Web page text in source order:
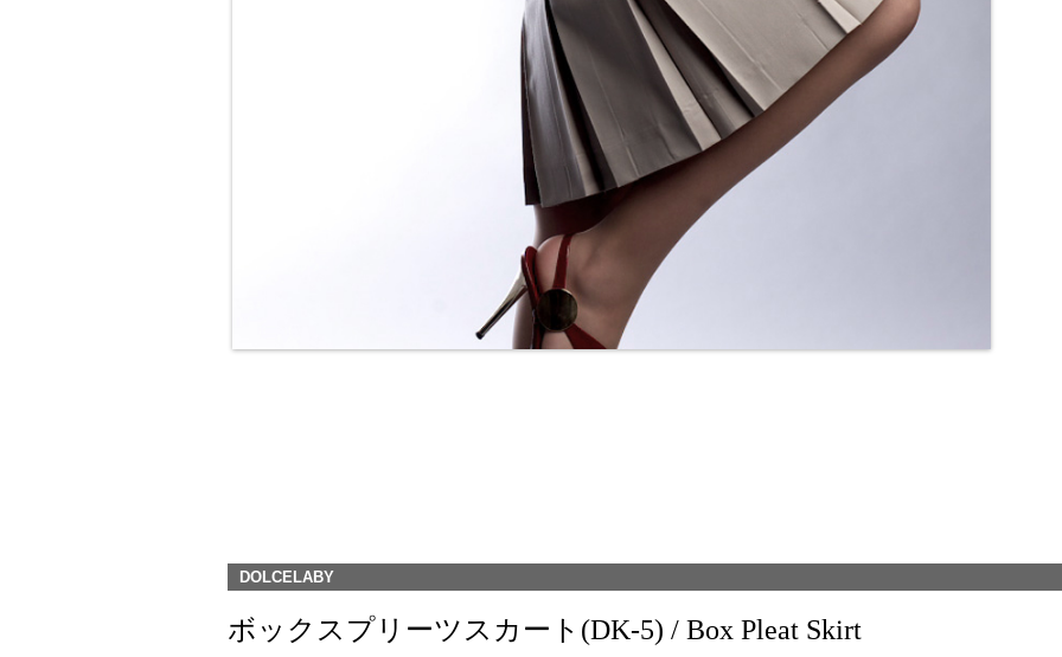
DOLCELABY
ボックスプリーツスカート(DK-5) / Box Pleat Skirt